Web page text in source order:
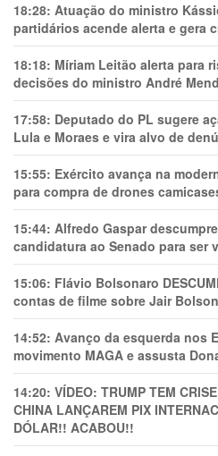
18:28: Atuação do ministro
partidários acende alerta e gera
18:18: Míriam Leitão alerta para
decisões do ministro André
17:58: Deputado do PL sugere
Lula e Moraes e vira alvo de
15:55: Exército avança na
para compra de drones
15:44: Alfredo Gaspar
candidatura ao Senado para ser
15:06: Flávio Bolsonaro
contas de filme sobre Jair
14:52: Avanço da esquerda nos
movimento MAGA e assusta
14:20: VÍDEO: TRUMP TEM
CHINA LANÇAREM PIX
DÓLAR!! ACABOU!!